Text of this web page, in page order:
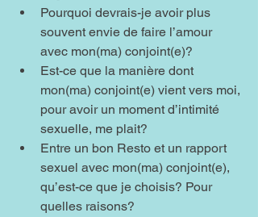
Pourquoi devrais-je avoir plus
souvent envie de faire l’amour
avec mon(ma) conjoint(e)?
Est-ce que la manière dont
mon(ma) conjoint(e) vient vers moi,
pour avoir un moment d’intimité
sexuelle, me plait?
Entre un bon Resto et un rapport
sexuel avec mon(ma) conjoint(e),
qu’est-ce que je choisis? Pour
quelles raisons?